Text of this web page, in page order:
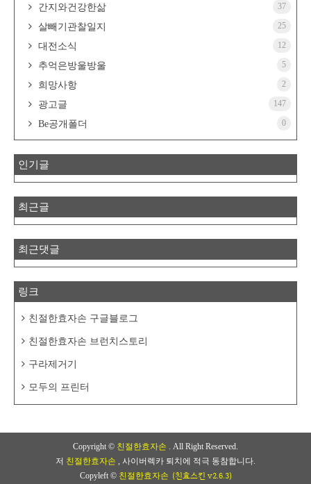
간지와건강한삶 37
살빼기관찰일지 25
대전소식 12
추억은방울방울 5
희망사항 2
광고글 147
Be공개폴더 0
인기글
최근글
최근댓글
링크
친절한효자손 구글블로그
친절한효자손 브런치스토리
구라제거기
모두의 프린터
Copyright © 친절한효자손 . All Right Reserved.
저 친절한효자손 , 사이버렉카 퇴치에 적극 동참합니다.
Copyleft © 친절한효자손 (친효스킨 v2.6.3)